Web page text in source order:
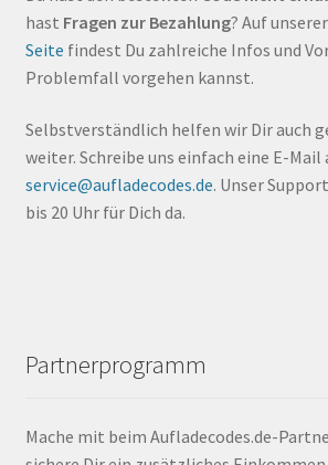
hast Fragen zur Bezahlung? Auf unserer
Seite findest Du zahlreiche Infos und
Problemfall vorgehen kannst.
Selbstverständlich helfen wir Dir auch
weiter. Schreibe uns einfach eine E-Mail
service@aufladecodes.de. Unser
bis 20 Uhr für Dich da.
Partnerprogramm
Mache mit beim Aufladecodes.de-